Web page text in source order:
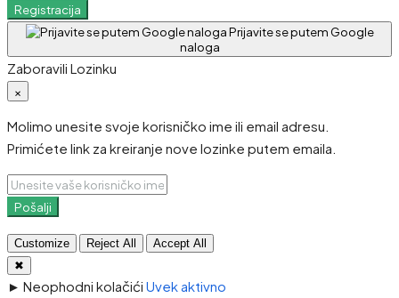
Registracija
Prijavite se putem Google
naloga
Zaboravili Lozinku
×
Molimo unesite svoje korisničko ime ili email adresu.
Primićete link za kreiranje nove lozinke putem emaila.
Pošalji
Customize Reject All
Accept All
✖
► Neophodni kolačići Uvek aktivno